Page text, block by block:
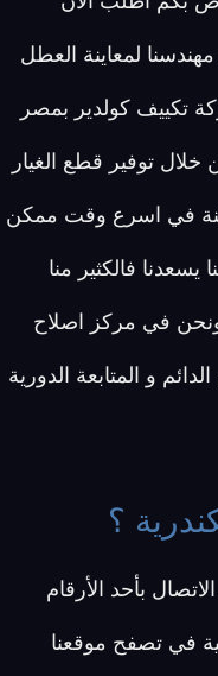
لمعاينة العطل
تكييف كولدير بمصر
توفير قطع الغيار
في اسرع وقت ممكن
فالكثير منا
ونحن في مركز اصلاح
و المتابعة الدورية
؟
بأحد الأرقام
في تصفح موقعنا